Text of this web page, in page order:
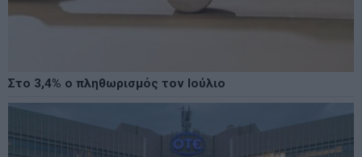
Στο 3,4% ο πληθωρισμός τον Ιούλιο